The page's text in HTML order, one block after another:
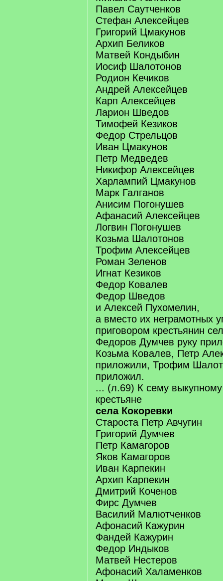
Павел Саутченков
Стефан Алексейцев
Григорий Цмакунов
Архип Беликов
Матвей Кондыбин
Иосиф Шалотонов
Родион Кечиков
Андрей Алексейцев
Карп Алексейцев
Ларион Шведов
Тимофей Кезиков
Федор Стрельцов
Иван Цмакунов
Петр Медведев
Никифор Алексейцев
Харлампий Цмакунов
Марк Галганов
Анисим Погонушев
Афанасий Алексейцев
Логвин Погонушев
Козьма Шалотонов
Трофим Алексейцев
Роман Зеленов
Игнат Кезиков
Федор Ковалев
Федор Шведов
и Алексей Пухомелин,
а вместо их неграмотных
приговором крестьянин
Федоров Думчев руку
Козьма Ковалев, Петр
приложили, Трофим
приложил.
... (л.69) К сему выкупному
крестьяне
села Кокоревки
Староста Петр Авчугин
Григорий Думчев
Петр Камагоров
Яков Камагоров
Иван Карпекин
Архип Карпекин
Дмитрий Коченов
Фирс Думчев
Василий Малютченков
Афонасий Кажурин
Фандей Кажурин
Федор Индыков
Матвей Нестеров
Афонасий Халаменков